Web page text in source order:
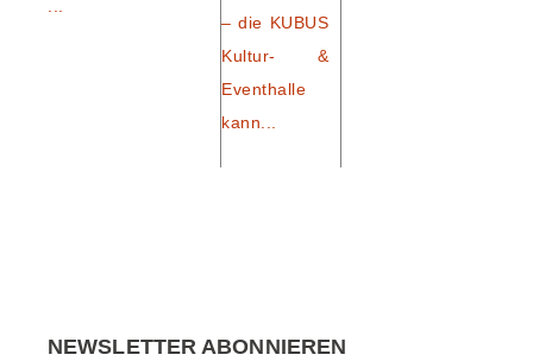
– die KUBUS
Kultur- &
Eventhalle
kann...
NEWSLETTER ABONNIEREN